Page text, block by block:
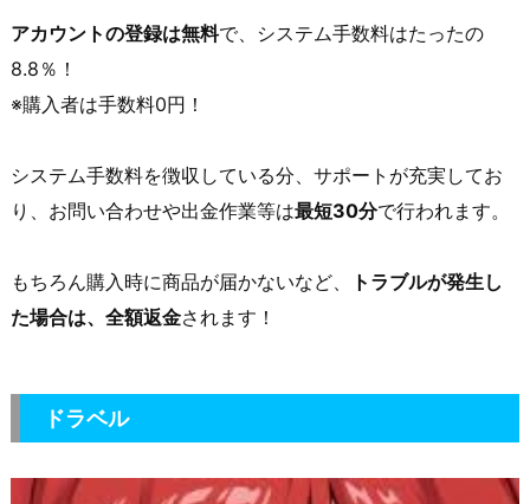
アカウントの登録は無料で、システム手数料はたったの
8.8％！
※購入者は手数料0円！
システム手数料を徴収している分、サポートが充実してお
り、お問い合わせや出金作業等は最短30分で行われます。
もちろん購入時に商品が届かないなど、
トラブルが発生し
た場合は、全額返金されます！
ドラベル